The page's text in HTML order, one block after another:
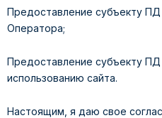
Предоставление субъекту ПД
Оператора;
Предоставление субъекту
использованию сайта.
Настоящим, я даю свое